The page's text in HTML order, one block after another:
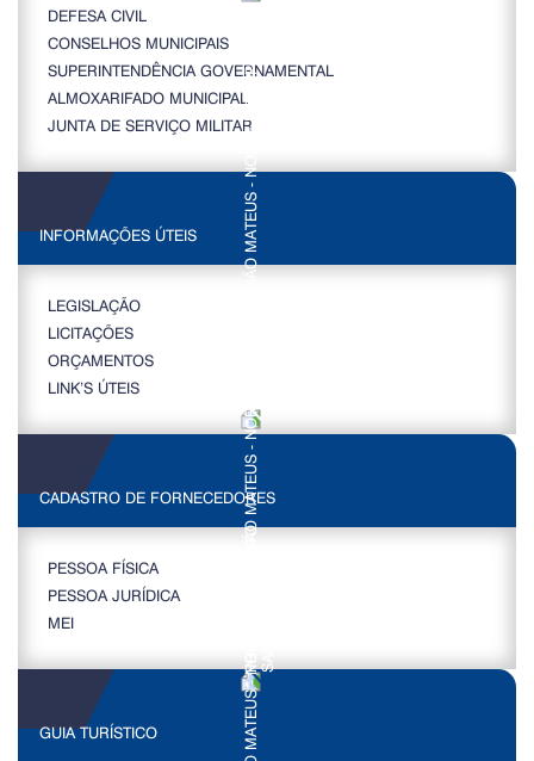
DEFESA CIVIL
CONSELHOS MUNICIPAIS
SUPERINTENDÊNCIA GOVERNAMENTAL
ALMOXARIFADO MUNICIPAL
JUNTA DE SERVIÇO MILITAR
INFORMAÇÕES ÚTEIS
LEGISLAÇÃO
LICITAÇÕES
ORÇAMENTOS
LINK’S ÚTEIS
CADASTRO DE FORNECEDORES
PESSOA FÍSICA
PESSOA JURÍDICA
MEI
GUIA TURÍSTICO